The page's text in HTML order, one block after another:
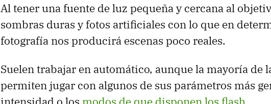
Al tener una fuente de luz pequeña y cercana al
sombras duras y fotos artificiales con lo que en
fotografía nos producirá escenas poco reales.
Suelen trabajar en automático, aunque la mayoría de
permiten jugar con algunos de sus parámetros más